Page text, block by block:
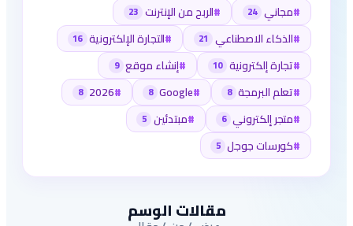
#مجاني 24
#الربح من الإنترنت 23
#الذكاء الاصطناعي 21
#التجارة الإلكترونية 16
#تجارة إلكترونية 10
#إنشاء موقع 9
#تعلم البرمجة 8
#
Google
8
#
2026
8
#متجر إلكتروني 6
#مبتدئين 5
#كورسات جوجل 5
مقالات الوسم